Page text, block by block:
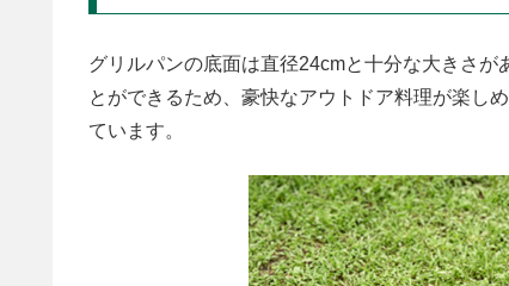
グリルパンの底面は直径24cmと十分な大きさ
とができるため、豪快なアウトドア料理が楽し
ています。